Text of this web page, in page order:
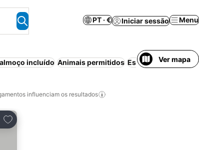
PT · € Iniciar sessão Menu
incluído Animais permitidos Estacionamento
Ver mapa
influenciam os resultados
Adicionar aos favoritos